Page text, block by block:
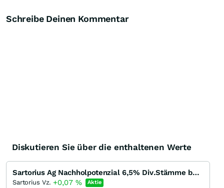
Schreibe Deinen Kommentar
Diskutieren Sie über die enthaltenen Werte
Sartorius Ag Nachholpotenzial 6,5% Div.Stämme bereits über 100% gesiegen....
Sartorius Vz. +0,07 % Aktie